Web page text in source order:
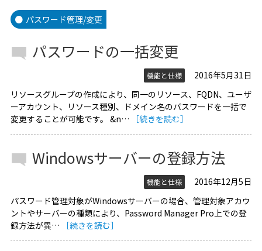
パスワード管理/変更
パスワードの一括変更
機能と仕様
2016年5月31日
リソースグループの作成により、同一のリソース、FQDN、ユーザ
ーアカウント、リソース種別、ドメイン名のパスワードを一括で
変更することが可能です。 &n…
［続きを読む］
Windowsサーバーの登録方法
機能と仕様
2016年12月5日
パスワード管理対象がWindowsサーバーの場合、管理対象アカウ
ントやサーバーの種類により、Password Manager Pro上での登
録方法が異…
［続きを読む］